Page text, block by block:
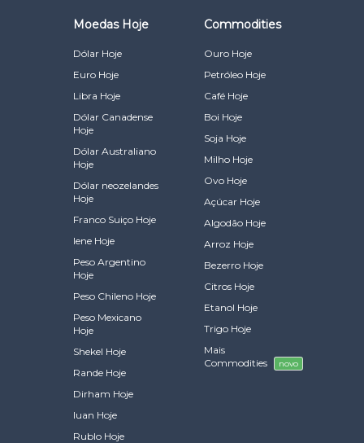
Moedas Hoje
Dólar Hoje
Euro Hoje
Libra Hoje
Dólar Canadense
Hoje
Dólar Australiano
Hoje
Dólar neozelandes
Hoje
Franco Suiço Hoje
Iene Hoje
Peso Argentino
Hoje
Peso Chileno Hoje
Peso Mexicano
Hoje
Shekel Hoje
Rande Hoje
Dirham Hoje
Iuan Hoje
Rublo Hoje
Commodities
Ouro Hoje
Petróleo Hoje
Café Hoje
Boi Hoje
Soja Hoje
Milho Hoje
Ovo Hoje
Açúcar Hoje
Algodão Hoje
Arroz Hoje
Bezerro Hoje
Citros Hoje
Etanol Hoje
Trigo Hoje
Mais
Commodities
novo